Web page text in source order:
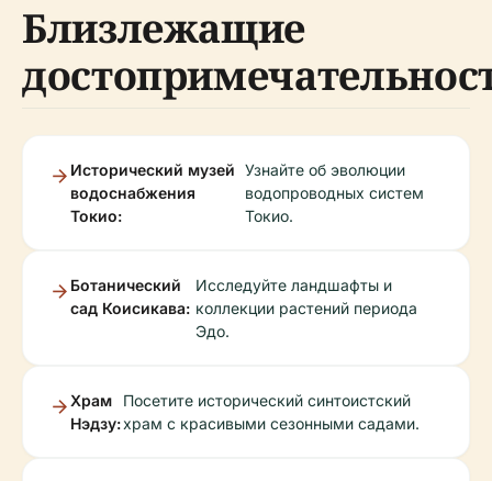
Близлежащие
Исторический музей
водоснабжения
Токио:
Узнайте об эволюции
водопроводных систем
Токио.
Ботанический
сад Коисикава:
Исследуйте ландшафты и
коллекции растений периода
Эдо.
Храм
Нэдзу:
Посетите исторический синтоистский
храм с красивыми сезонными садами.